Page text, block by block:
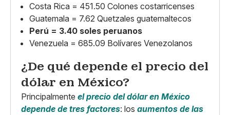
Costa Rica = 451.50 Colones costarricenses
Guatemala = 7.62 Quetzales guatemaltecos
Perú = 3.40 soles peruanos
Venezuela = 685.09 Bolívares Venezolanos
¿De qué depende el precio del
dólar en México?
Principalmente el precio del dólar en México
depende de tres factores: los aumentos de las